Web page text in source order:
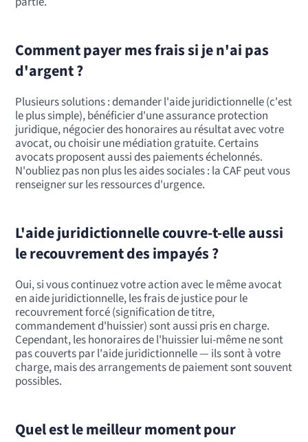
Comment payer mes frais si je n'ai pas
d'argent ?
Plusieurs solutions : demander l'aide juridictionnelle (c'est
le plus simple), bénéficier d'une assurance protection
juridique, négocier des honoraires au résultat avec votre
avocat, ou choisir une médiation gratuite. Certains
avocats proposent aussi des paiements échelonnés.
N'oubliez pas non plus les aides sociales : la CAF peut vous
renseigner sur les ressources d'urgence.
L'aide juridictionnelle couvre-t-elle aussi
le recouvrement des impayés ?
Oui, si vous continuez votre action avec le même avocat
en aide juridictionnelle, les frais de justice pour le
recouvrement forcé (signification de titre,
commandement d'huissier) sont aussi pris en charge.
Cependant, les honoraires de l'huissier lui-même ne sont
pas couverts par l'aide juridictionnelle — ils sont à votre
charge, mais des arrangements de paiement sont souvent
possibles.
Quel est le meilleur moment pour